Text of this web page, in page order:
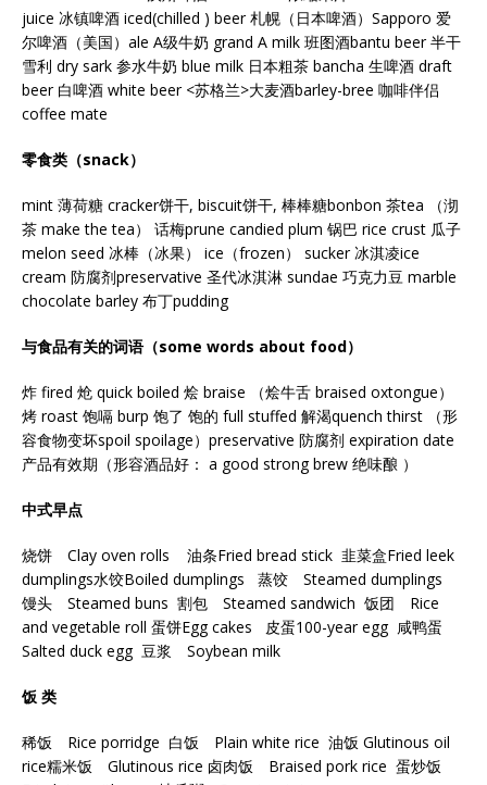
juice 冰镇啤酒 iced(chilled ) beer 札幌（日本啤酒）Sapporo 爱
尔啤酒（美国）ale A级牛奶 grand A milk 班图酒bantu beer 半干
雪利 dry sark 参水牛奶 blue milk 日本粗茶 bancha 生啤酒 draft
beer 白啤酒 white beer <苏格兰>大麦酒barley-bree 咖啡伴侣
coffee mate
零食类（snack）
mint 薄荷糖 cracker饼干, biscuit饼干, 棒棒糖bonbon 茶tea （沏
茶 make the tea） 话梅prune candied plum 锅巴 rice crust 瓜子
melon seed 冰棒（冰果） ice（frozen） sucker 冰淇凌ice
cream 防腐剂preservative 圣代冰淇淋 sundae 巧克力豆 marble
chocolate barley 布丁pudding
与食品有关的词语（some words about food）
炸 fired 炝 quick boiled 烩 braise （烩牛舌 braised oxtongue）
烤 roast 饱嗝 burp 饱了 饱的 full stuffed 解渴quench thirst （形
容食物变坏spoil spoilage）preservative 防腐剂 expiration date
产品有效期（形容酒品好： a good strong brew 绝味酿 ）
中式早点
烧饼 Clay oven rolls 油条Fried bread stick 韭菜盒Fried leek
dumplings水饺Boiled dumplings 蒸饺 Steamed dumplings
馒头 Steamed buns 割包 Steamed sandwich 饭团 Rice
and vegetable roll 蛋饼Egg cakes 皮蛋100-year egg 咸鸭蛋
Salted duck egg 豆浆 Soybean milk
饭 类
稀饭 Rice porridge 白饭 Plain white rice 油饭 Glutinous oil
rice糯米饭 Glutinous rice 卤肉饭 Braised pork rice 蛋炒饭